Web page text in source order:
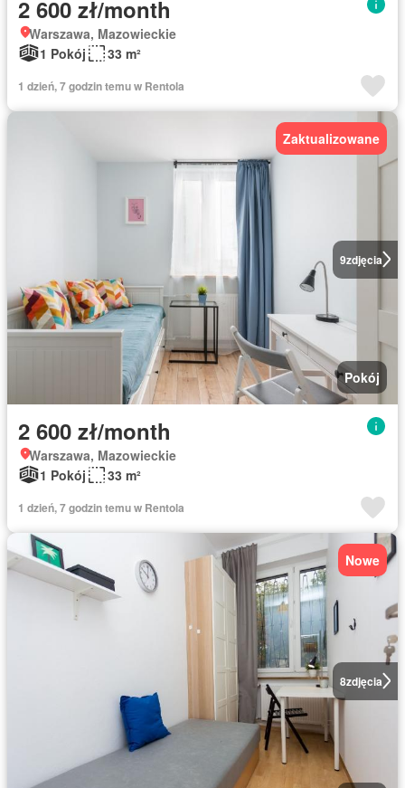
2 600 zł/month
Warszawa, Mazowieckie
1 Pokój
33 m²
1 dzień, 7 godzin temu w Rentola
9zdjęcia
Zaktualizowane
Pokój
2 600 zł/month
Warszawa, Mazowieckie
1 Pokój
33 m²
1 dzień, 7 godzin temu w Rentola
8zdjęcia
Nowe